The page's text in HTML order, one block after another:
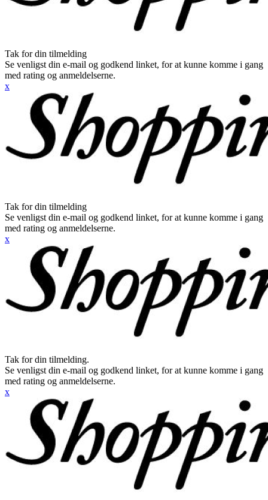
Tak for din tilmelding
Se venligst din e-mail og godkend linket, for at kunne komme i gang
med rating og anmeldelserne.
x
Tak for din tilmelding
Se venligst din e-mail og godkend linket, for at kunne komme i gang
med rating og anmeldelserne.
x
Tak for din tilmelding.
Se venligst din e-mail og godkend linket, for at kunne komme i gang
med rating og anmeldelserne.
x